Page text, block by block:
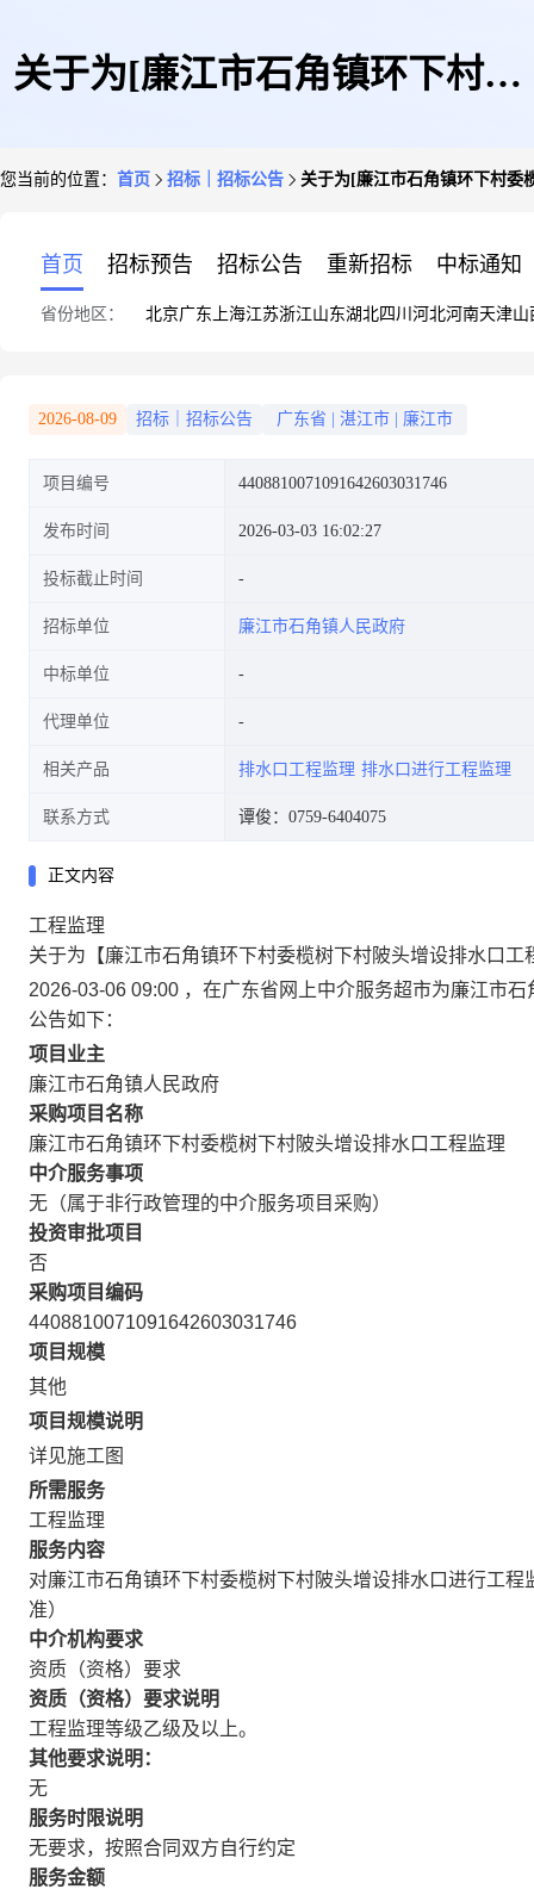
关于为[廉江市石角镇环下村委
公告
您当前的位置： 首页 招标｜招标公告 关于为[廉江市石角镇环下村委
首页 招标预告 招标公告 重新招标 中标通知
省份地区： 北京广东 上海江苏浙江山东湖北四川 河北河南天津山
2026-08-09 招标｜招标公告 广东省 湛江市 廉江市
项目编号 4408810071091642603031746
发布时间 2026-03-03 16:02:27
投标截止时间
招标单位 廉江市石角镇人民政府
中标单位
代理单位
相关产品 排水口工程监理 排水口进行工程监理
联系方式 谭俊：0759-6404075
正文内容
工程监理
关于为【廉江市石角镇环下村委榄树下村陂头增设排水口
2026-03-06 09:00 ，在广东省网上中介服务超市为廉江市
公告如下：
项目业主
廉江市石角镇人民政府
采购项目名称
廉江市石角镇环下村委榄树下村陂头增设排水口工程监理
中介服务事项
无（属于非行政管理的中介服务项目采购）
投资审批项目
否
采购项目编码
4408810071091642603031746
项目规模
其他
项目规模说明
详见施工图
所需服务
工程监理
服务内容
对廉江市石角镇环下村委榄树下村陂头增设排水口进行工
准）
中介机构要求
资质（资格）要求
资质（资格）要求说明
工程监理等级乙级及以上。
其他要求说明：
无
服务时限说明
无要求，按照合同双方自行约定
服务金额